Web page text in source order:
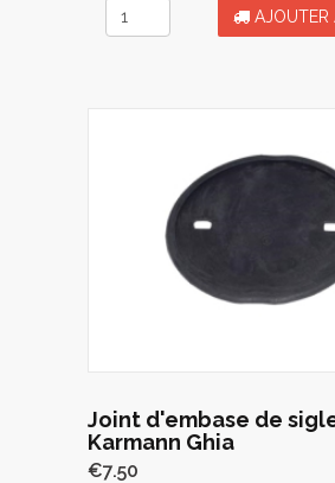
AJOUTER
Joint d'embase de
Karmann Ghia
€7.50